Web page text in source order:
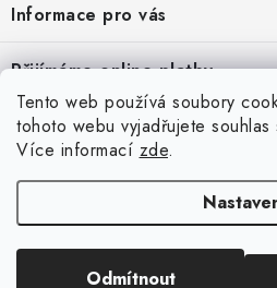
Tento web používá soubory
tohoto webu vyjadřujete
Více informací zde.
Odmítnout
p
a
t
Informace pro vás
Časté dotazy
Obchodní podmínky
Podmínky ochrany osobních údajů
Prodávané značky
Napište nám
Přijímáme online platby
Facebook
Dotazník
nabídce?
Firemnímed BARTS